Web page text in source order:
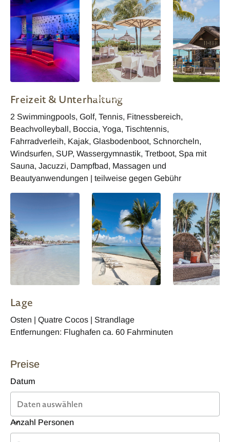
Restaurant Dolce
Freizeit & Unterhaltung
2 Swimmingpools, Golf, Tennis, Fitnessbereich,
Beachvolleyball, Boccia, Yoga, Tischtennis,
Fahrradverleih, Kajak, Glasbodenboot, Schnorcheln,
Windsurfen, SUP, Wassergymnastik, Tretboot, Spa mit
Sauna, Jacuzzi, Dampfbad, Massagen und
Beautyanwendungen | teilweise gegen Gebühr
Lage
Osten | Quatre Cocos | Strandlage
Entfernungen: Flughafen ca. 60 Fahrminuten
Preise
Datum
Anzahl Personen